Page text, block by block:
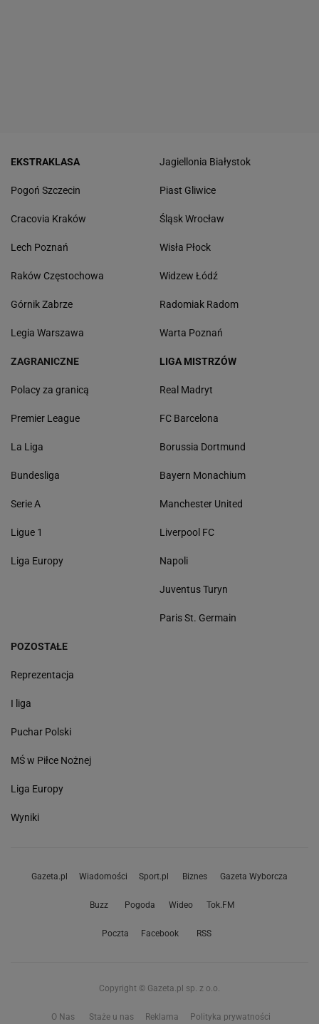
EKSTRAKLASA
Pogoń Szczecin
Cracovia Kraków
Lech Poznań
Raków Częstochowa
Górnik Zabrze
Legia Warszawa
Jagiellonia Białystok
Piast Gliwice
Śląsk Wrocław
Wisła Płock
Widzew Łódź
Radomiak Radom
Warta Poznań
ZAGRANICZNE
Polacy za granicą
Premier League
La Liga
Bundesliga
Serie A
Ligue 1
Liga Europy
LIGA MISTRZÓW
Real Madryt
FC Barcelona
Borussia Dortmund
Bayern Monachium
Manchester United
Liverpool FC
Napoli
Juventus Turyn
Paris St. Germain
POZOSTAŁE
Reprezentacja
I liga
Puchar Polski
MŚ w Piłce Nożnej
Liga Europy
Wyniki
Gazeta.pl Wiadomości Sport.pl Biznes Gazeta Wyborcza
Buzz Pogoda Wideo Tok.FM
Poczta Facebook RSS
Copyright © Gazeta.pl sp. z o.o.
O Nas Staże u nas Reklama Polityka prywatności